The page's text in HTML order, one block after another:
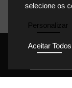
selecione os
Personalizar
Aceitar Todos